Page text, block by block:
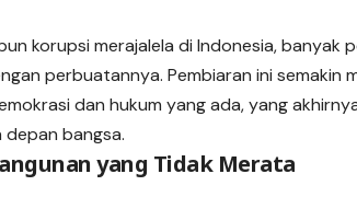
korupsi merajalela di Indonesia, banyak
perbuatannya. Pembiaran ini semakin
dan hukum yang ada, yang
bangsa.
yang Tidak Merata